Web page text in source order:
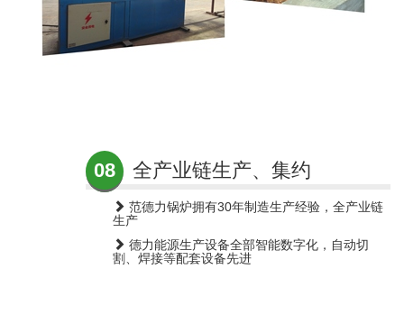
08 全产业链生产、集约
范德力锅炉拥有30年制造生产经验，全产业链
生产
德力能源生产设备全部智能数字化，自动切
割、焊接等配套设备先进